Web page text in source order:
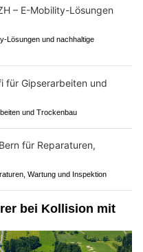
Lösungen und nachhaltige
und Trockenbau
Wartung und Inspektion
bei Kollision mit